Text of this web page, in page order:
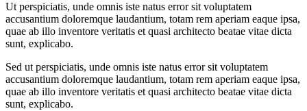
Ut perspiciatis, unde omnis iste natus error sit voluptatem
accusantium doloremque laudantium, totam rem aperiam eaque ipsa,
quae ab illo inventore veritatis et quasi architecto beatae vitae dicta
sunt, explicabo.
Sed ut perspiciatis, unde omnis iste natus error sit voluptatem
accusantium doloremque laudantium, totam rem aperiam eaque ipsa,
quae ab illo inventore veritatis et quasi architecto beatae vitae dicta
sunt, explicabo.